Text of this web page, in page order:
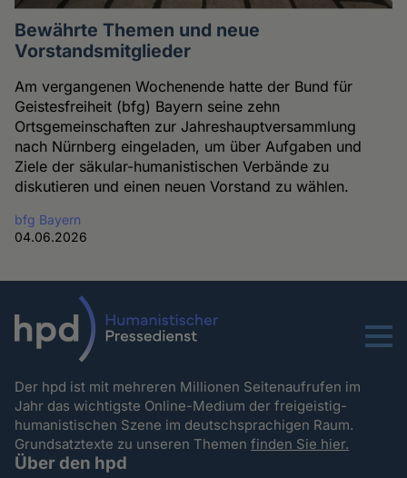
Bewährte Themen und neue
Vorstandsmitglieder
Am vergangenen Wochenende hatte der Bund für
Geistesfreiheit (bfg) Bayern seine zehn
Ortsgemeinschaften zur Jahreshauptversammlung
nach Nürnberg eingeladen, um über Aufgaben und
Ziele der säkular-humanistischen Verbände zu
diskutieren und einen neuen Vorstand zu wählen.
bfg Bayern
04.06.2026
Menu
Der hpd ist mit mehreren Millionen Seitenaufrufen im
Jahr das wichtigste Online-Medium der freigeistig-
humanistischen Szene im deutschsprachigen Raum.
Grundsatztexte zu unseren Themenfinden Sie hier.
Über den hpd